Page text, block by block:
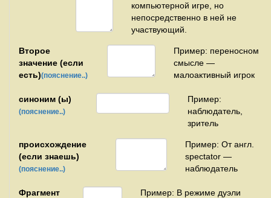
компьютерной игре, но
непосредственно в ней не
участвующий.
Второе
значение (если
есть)(пояснение..)
Пример: переносном
смысле —
малоактивный игрок
синоним (ы)
(пояснение..)
Пример:
наблюдатель,
зритель
происхождение
(если знаешь)
(пояснение..)
Пример: От англ.
spectator —
наблюдатель
Фрагмент
Пример: В режиме дуэли